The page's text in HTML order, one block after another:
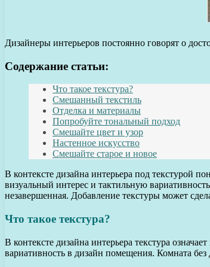
Дизайнеры интерьеров постоянно говорят о
Содержание статьи:
Что такое текстура?
Смешанный текстиль
Отделка и материалы
Попробуйте тональный подход
Смешайте цвет и узор
Настенное искусство
Смешайте старое и новое
В контексте дизайна интерьера под текстурой
визуальный интерес и тактильную
незавершенная. Добавление текстуры может
Что такое текстура?
В контексте дизайна интерьера текстура
вариативность в дизайн помещения. Комната